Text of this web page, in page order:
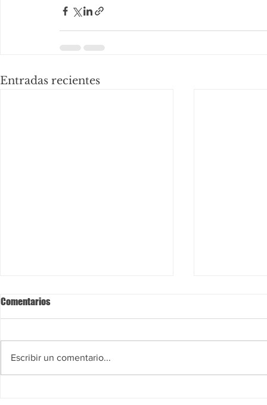
Entradas recientes
Comentarios
Escribir un comentario...